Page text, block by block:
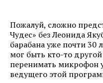
Пожалуй, сложно
Чудес» без Леонида
барабана уже почти 30
мог быть кто-то
перенимать микрофон
ведущего этой